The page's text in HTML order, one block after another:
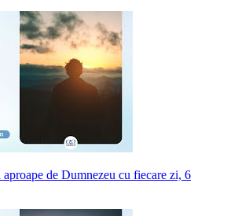
de Dumnezeu cu fiecare zi, 6